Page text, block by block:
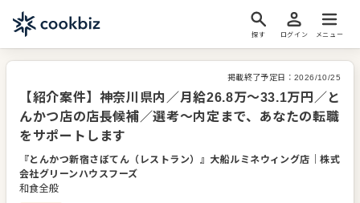
探す ログイン メニュー
掲載終了予定日： 2026/10/25
【紹介案件】神奈川県内／月給26.8万～33.1万円／と
んかつ店の店長候補／選考～内定まで、あなたの転職
をサポートします
『とんかつ新宿さぼてん（レストラン）』大船ルミネウィング店 ｜株式
会社グリーンハウスフーズ
和食全般